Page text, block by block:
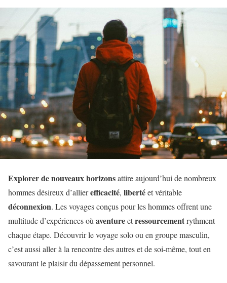
Explorer de nouveaux horizonsattire aujourd’hui de nombreux
hommes désireux d’allierefficacité, libertéet véritable
déconnexion. Les voyages conçus pour les hommes offrent une
multitude d’expériences où aventureetressourcementrythment
chaque étape. Découvrir le voyage solo ou en groupe masculin,
c’est aussi aller à la rencontre des autres et de soi-même, tout en
savourant le plaisir du dépassement personnel.